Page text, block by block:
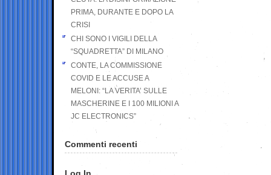
PRIMA, DURANTE E DOPO LA
CRISI
CHI SONO I VIGILI DELLA
“SQUADRETTA” DI MILANO
CONTE, LA COMMISSIONE
COVID E LE ACCUSE A
MELONI: “LA VERITA’ SULLE
MASCHERINE E I 100 MILIONI A
JC ELECTRONICS”
Commenti recenti